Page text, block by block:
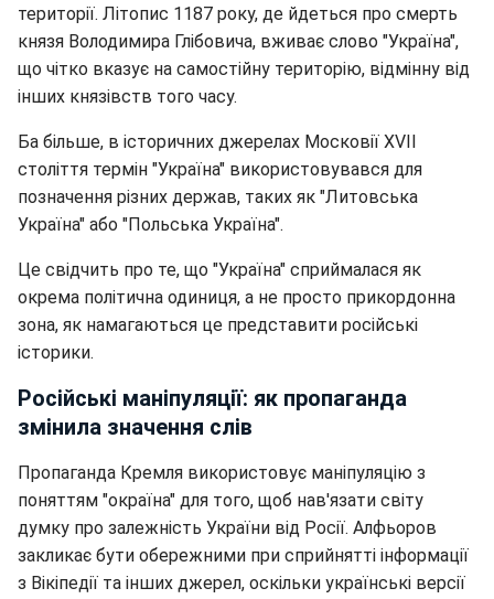
території. Літопис 1187 року, де йдеться про смерть
князя Володимира Глібовича, вживає слово "Україна",
що чітко вказує на самостійну територію, відмінну від
інших князівств того часу.
Ба більше, в історичних джерелах Московії XVII
століття термін "Україна" використовувався для
позначення різних держав, таких як "Литовська
Україна" або "Польська Україна".
Це свідчить про те, що "Україна" сприймалася як
окрема політична одиниця, а не просто прикордонна
зона, як намагаються це представити російські
історики.
Російські маніпуляції: як пропаганда
змінила значення слів
Пропаганда Кремля використовує маніпуляцію з
поняттям "окраїна" для того, щоб нав'язати світу
думку про залежність України від Росії. Алфьоров
закликає бути обережними при сприйнятті інформації
з Вікіпедії та інших джерел, оскільки українські версії